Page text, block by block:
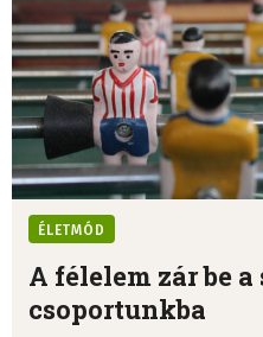
ÉLETMÓD
A félelem zár be a
csoportunkba